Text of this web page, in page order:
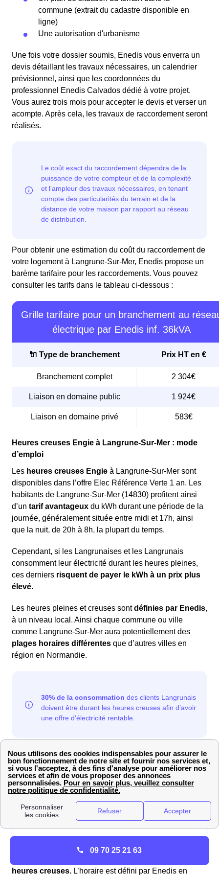
commune (extrait du cadastre disponible en
ligne)
Une autorisation d'urbanisme
Une fois votre dossier soumis, Enedis vous enverra un
devis détaillant les travaux nécessaires, un calendrier
prévisionnel, ainsi que les coordonnées du
professionnel Enedis Calvados dédié à votre projet.
Vous aurez trois mois pour accepter le devis et verser un
acompte. Après cela, les travaux de raccordement seront
réalisés.
Pour obtenir une estimation du coût du raccordement de
votre logement à Langrune-Sur-Mer, Enedis propose un
barème tarifaire pour les raccordements. Vous pouvez
consulter les tarifs dans le tableau ci-dessous :
Grille tarifaire pour un branchement au
électrique par Enedis inf. 36kVA
🔌 Type de branchement Prix HT en €
Branchement complet 2 304€
Liaison en domaine public 1 924€
Liaison en domaine privé 583€
Heures creuses Engie à Langrune-Sur-Mer : mode
d’emploi
Les heures creuses Engie à Langrune-Sur-Mer sont
disponibles dans l’offre Elec Référence Verte 1 an. Les
habitants de Langrune-Sur-Mer (14830) profitent ainsi
d’un tarif avantageux du kWh durant une période de la
journée, généralement située entre midi et 17h, ainsi
que la nuit, de 20h à 8h, la plupart du temps.
Cependant, si les Langrunaises et les Langrunais
consomment leur électricité durant les heures pleines,
ces derniers risquent de payer le kWh à un prix plus
élevé.
Les heures pleines et creuses sontdéfinies par Enedis,
à un niveau local. Ainsi chaque commune ou ville
comme Langrune-Sur-Mer aura potentiellement des
plages horaires différentes que d’autres villes en
région en Normandie.
Les plages d'heures creuses pour Langrune-
Sur-Mer :
23h00 - 7h00
1h00 - 6h00 et 12h30 - 15h30
22h00 - 6h00
heures creuses. L’horaire est défini par Enedis en
09 70 25 21 63